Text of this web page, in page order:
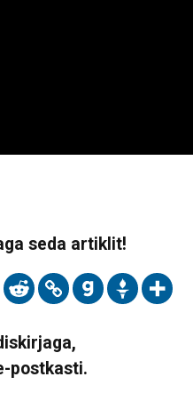
seda artiklit!
postkasti.